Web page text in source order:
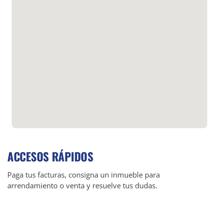
ACCESOS RÁPIDOS
Paga tus facturas, consigna un inmueble para
arrendamiento o venta y resuelve tus dudas.